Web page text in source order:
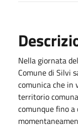
Nella giornata
Comune di Silvi
comunica che in
territorio
comunque fino